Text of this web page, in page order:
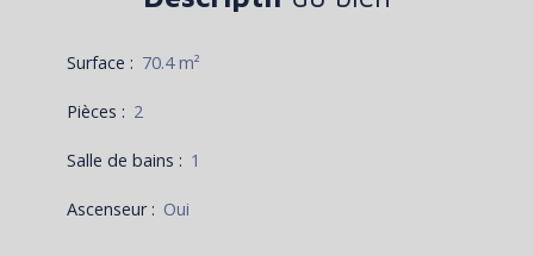
Surface : 70.4m²
Pièces : 2
Salle de bains : 1
Ascenseur: Oui